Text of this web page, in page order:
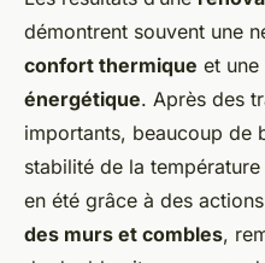
démontrent souvent une
confort thermique et une
énergétique. Après des
importants, beaucoup de
stabilité de la
en été grâce à des
des murs et combles,